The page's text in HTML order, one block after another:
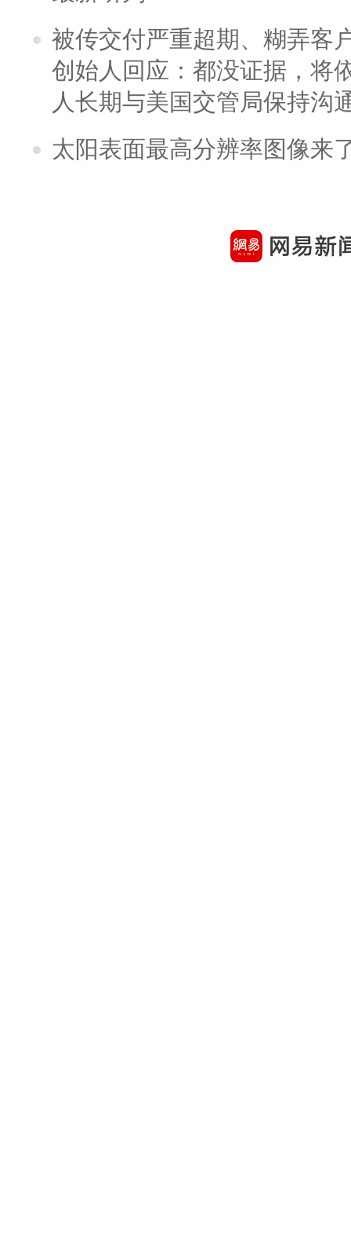
被传交付严重超期、糊弄客
创始人回应：都没证据，将
人长期与美国交管局保持沟
太阳表面最高分辨率图像来